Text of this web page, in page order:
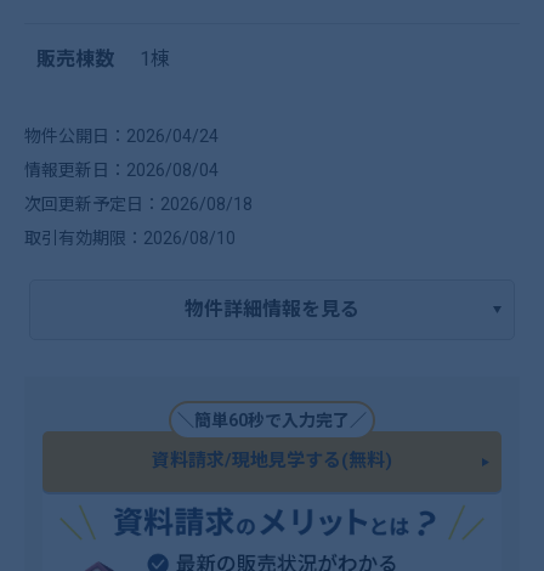
販売棟数 1棟
物件公開日：2026/04/24
情報更新日：2026/08/04
次回更新予定日：2026/08/18
取引有効期限：2026/08/10
物件詳細情報を見る
＼簡単60秒で入力完了／
資料請求/現地見学する(無料)